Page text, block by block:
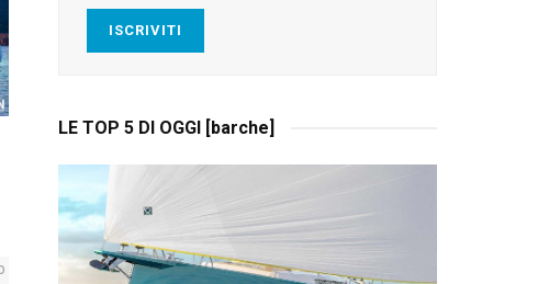
ISCRIVITI
LE TOP 5 DI OGGI [barche]